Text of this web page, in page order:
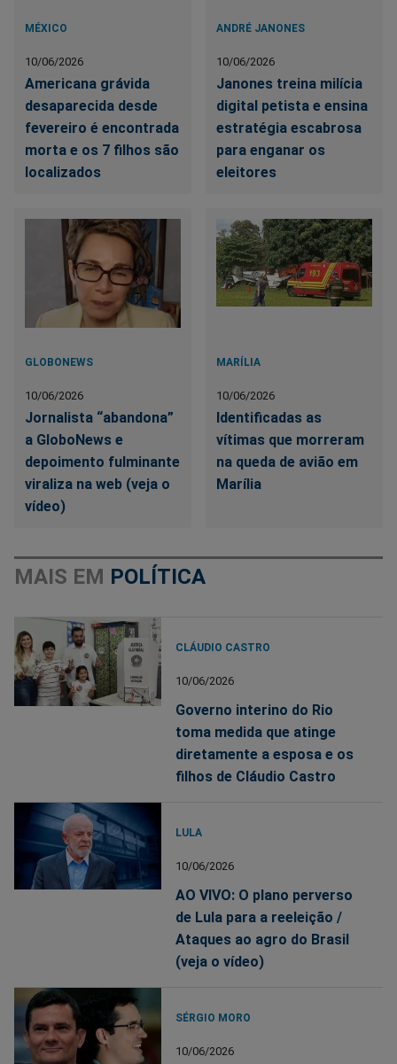
MÉXICO
10/06/2026
Americana grávida
desaparecida desde
fevereiro é encontrada
morta e os 7 filhos são
localizados
ANDRÉ JANONES
10/06/2026
Janones treina milícia
digital petista e ensina
estratégia escabrosa
para enganar os
eleitores
GLOBONEWS
10/06/2026
Jornalista “abandona”
a GloboNews e
depoimento fulminante
viraliza na web (veja o
vídeo)
MARÍLIA
10/06/2026
Identificadas as
vítimas que morreram
na queda de avião em
Marília
MAIS EM POLÍTICA
CLÁUDIO CASTRO
10/06/2026
Governo interino do Rio
toma medida que atinge
diretamente a esposa e os
filhos de Cláudio Castro
LULA
10/06/2026
AO VIVO: O plano perverso
de Lula para a reeleição /
Ataques ao agro do Brasil
(veja o vídeo)
SÉRGIO MORO
10/06/2026